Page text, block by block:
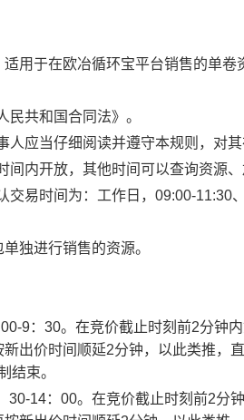
用于在欧冶循环宝平台销售的单卷
民共和国合同法》。
人应当仔细阅读并遵守本规则，对
间内开放，其他时间可以查询资源
交易时间为：工作日，09:00-11:30
独进行销售的资源。
9：30。在竞价截止时刻前2分钟
出价时间顺延2分钟，以此类推，
结束。
30-14：00。在竞价截止时刻前2分